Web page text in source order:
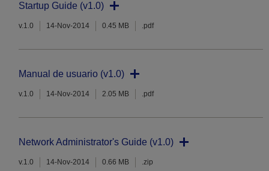
Startup Guide (v1.0)
v.1.0 14-Nov-2014 0.45 MB .pdf
Manual de usuario (v1.0)
v.1.0 14-Nov-2014 2.05 MB .pdf
Network Administrator's Guide (v1.0)
v.1.0 14-Nov-2014 0.66 MB .zip